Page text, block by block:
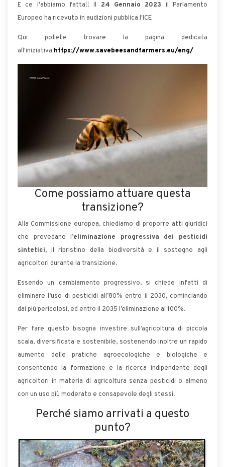
E ce l'abbiamo fatta!! Il 24 Gennaio 2023 il Parlamento
Europeo ha ricevuto in audizioni pubblica l'ICE
Qui potete trovare la pagina dedicata
all'iniziativa https://www.savebeesandfarmers.eu/eng/
Come possiamo attuare questa
transizione?
Alla Commissione europea, chiediamo di proporre atti giuridici
che prevedano l’eliminazione progressiva dei pesticidi
sintetici, il ripristino della biodiversità e il sostegno agli
agricoltori durante la transizione.
Essendo un cambiamento progressivo, si chiede infatti di
eliminare l’uso di pesticidi all’80% entro il 2030, cominciando
dai più pericolosi, ed entro il 2035 l’eliminazione al 100%.
Per fare questo bisogna investire sull’agricoltura di piccola
scala, diversificata e sostenibile, sostenendo inoltre un rapido
aumento delle pratiche agroecologiche e biologiche e
consentendo la formazione e la ricerca indipendente degli
agricoltori in materia di agricoltura senza pesticidi o almeno
con un uso più moderato e consapevole degli stessi.
Perché siamo arrivati a questo
punto?